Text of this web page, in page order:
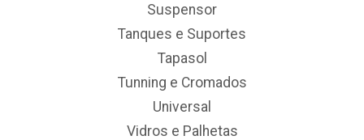
Suspensor
Tanques e Suportes
Tapasol
Tunning e Cromados
Universal
Vidros e Palhetas